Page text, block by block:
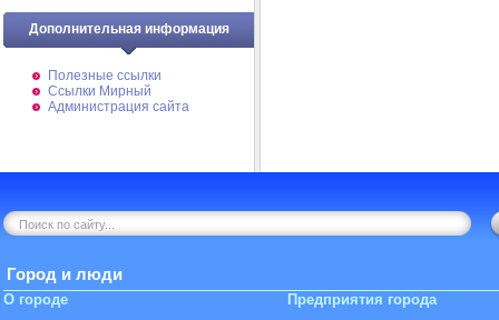
Дополнительная информация
Полезные ссылки
Ссылки Мирный
Администрация сайта
Город и люди
О городе Предприятия города